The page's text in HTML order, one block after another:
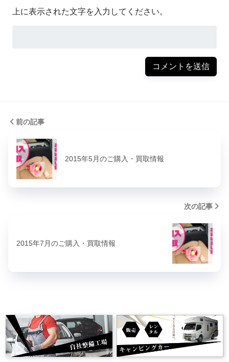
上に表示された文字を入力してください。
前の記事
2015年5月のご購入・買取情報
次の記事
2015年7月のご購入・買取情報